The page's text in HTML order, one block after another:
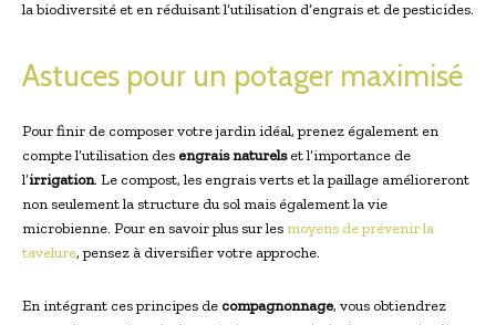
la biodiversité et en réduisant l’utilisation d’engrais et de pesticides.
Astuces pour un potager maximisé
Pour finir de composer votre jardin idéal, prenez également en
compte l’utilisation des engrais naturelset l’importance de
l’irrigation. Le compost, les engrais verts et la paillage amélioreront
non seulement la structure du sol mais également la vie
microbienne. Pour en savoir plus sur lesmoyens de prévenir la
tavelure, pensez à diversifier votre approche.
En intégrant ces principes de compagnonnage, vous obtiendrez